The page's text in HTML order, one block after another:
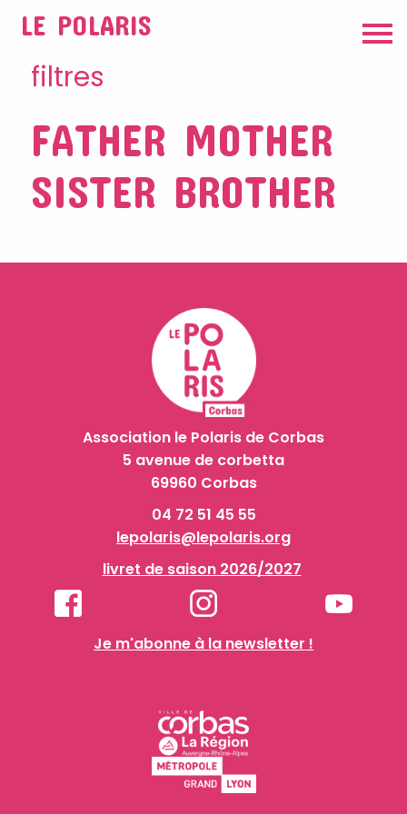
LE POLARIS
filtres
FATHER MOTHER
SISTER BROTHER
Association le Polaris de Corbas
5 avenue de corbetta
69960 Corbas
04 72 51 45 55
lepolaris@lepolaris.org
livret de saison 2026/2027
Je m'abonne à la newsletter !